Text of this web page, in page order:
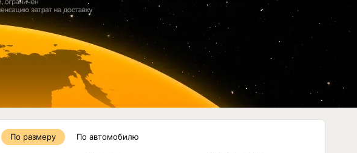
По размеру По автомобилю